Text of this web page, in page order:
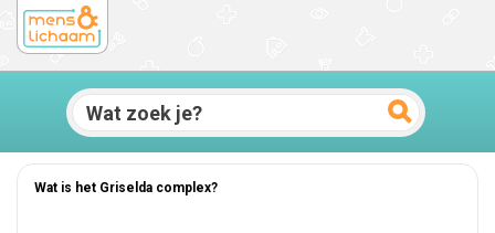
Wat is het Griselda complex?